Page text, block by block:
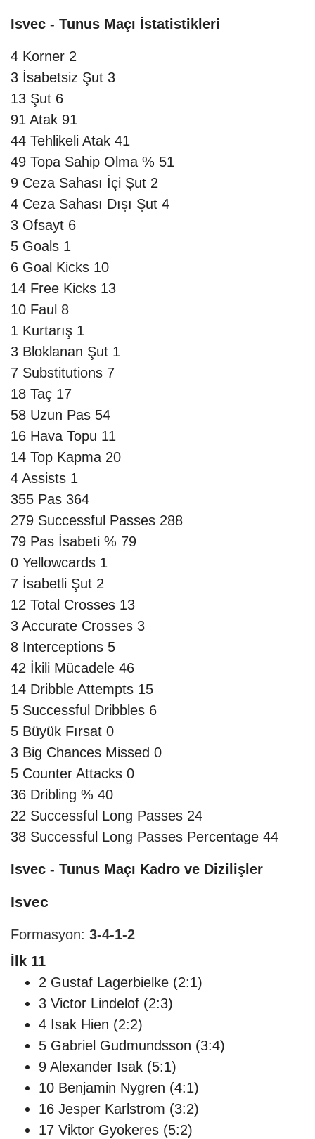
Isvec - Tunus Maçı İstatistikleri
4 Korner 2
3 İsabetsiz Şut 3
13 Şut 6
91 Atak 91
44 Tehlikeli Atak 41
49 Topa Sahip Olma % 51
9 Ceza Sahası İçi Şut 2
4 Ceza Sahası Dışı Şut 4
3 Ofsayt 6
5 Goals 1
6 Goal Kicks 10
14 Free Kicks 13
10 Faul 8
1 Kurtarış 1
3 Bloklanan Şut 1
7 Substitutions 7
18 Taç 17
58 Uzun Pas 54
16 Hava Topu 11
14 Top Kapma 20
4 Assists 1
355 Pas 364
279 Successful Passes 288
79 Pas İsabeti % 79
0 Yellowcards 1
7 İsabetli Şut 2
12 Total Crosses 13
3 Accurate Crosses 3
8 Interceptions 5
42 İkili Mücadele 46
14 Dribble Attempts 15
5 Successful Dribbles 6
5 Büyük Fırsat 0
3 Big Chances Missed 0
5 Counter Attacks 0
36 Dribling % 40
22 Successful Long Passes 24
38 Successful Long Passes Percentage 44
Isvec - Tunus Maçı Kadro ve Dizilişler
Isvec
Formasyon: 3-4-1-2
İlk 11
2 Gustaf Lagerbielke (2:1)
3 Victor Lindelof (2:3)
4 Isak Hien (2:2)
5 Gabriel Gudmundsson (3:4)
9 Alexander Isak (5:1)
10 Benjamin Nygren (4:1)
16 Jesper Karlstrom (3:2)
17 Viktor Gyokeres (5:2)